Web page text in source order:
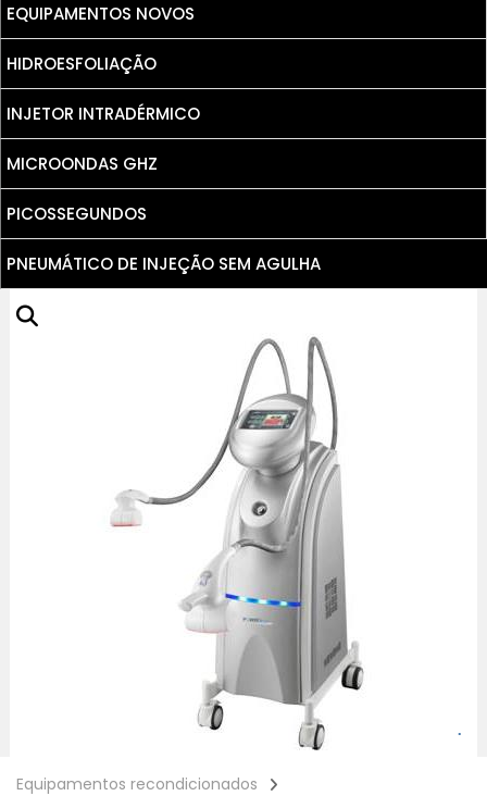
EQUIPAMENTOS NOVOS
HIDROESFOLIAÇÃO
INJETOR INTRADÉRMICO
MICROONDAS GHZ
PICOSSEGUNDOS
PNEUMÁTICO DE INJEÇÃO SEM AGULHA
Equipamentos recondicionados